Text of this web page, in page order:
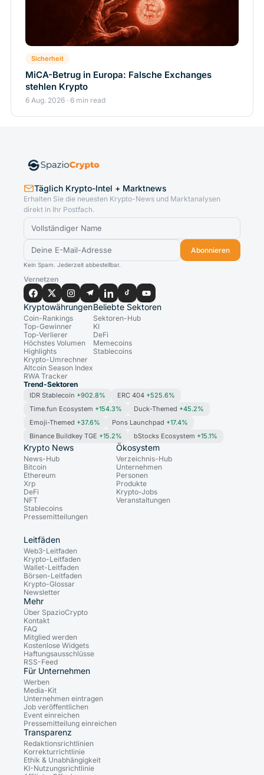
Sicherheit
MiCA-Betrug in Europa: Falsche Exchanges
stehlen Krypto
6 Aug. 2026 · 6 min read
Täglich Krypto-Intel + Marktnews
Erhalten Sie die neuesten Krypto-News und Marktanalysen
direkt in Ihr Postfach.
Abonnieren
Kein Spam. Jederzeit abbestellbar.
Vernetzen
Kryptowährungen
Coin-Rankings
Top-Gewinner
Top-Verlierer
Höchstes Volumen
Highlights
Krypto-Umrechner
Altcoin Season Index
RWA Tracker
Beliebte Sektoren
Sektoren-Hub
KI
DeFi
Memecoins
Stablecoins
Trend-Sektoren
IDR Stablecoin +902.8% ERC 404 +525.6%
Time.fun Ecosystem +154.3% Duck-Themed +45.2%
Emoji-Themed +37.6% Pons Launchpad +17.4%
Binance Buildkey TGE +15.2% bStocks Ecosystem +15.1%
Krypto News
News-Hub
Bitcoin
Ethereum
Xrp
DeFi
NFT
Stablecoins
Pressemitteilungen
Ökosystem
Verzeichnis-Hub
Unternehmen
Personen
Produkte
Krypto-Jobs
Veranstaltungen
Leitfäden
Web3-Leitfaden
Krypto-Leitfaden
Wallet-Leitfaden
Börsen-Leitfaden
Krypto-Glossar
Newsletter
Mehr
Über SpazioCrypto
Kontakt
FAQ
Mitglied werden
Kostenlose Widgets
Haftungsausschlüsse
RSS-Feed
Für Unternehmen
Werben
Media-Kit
Unternehmen eintragen
Job veröffentlichen
Event einreichen
Pressemitteilung einreichen
Transparenz
Redaktionsrichtlinien
Korrekturrichtlinie
Ethik & Unabhängigkeit
KI-Nutzungsrichtlinie